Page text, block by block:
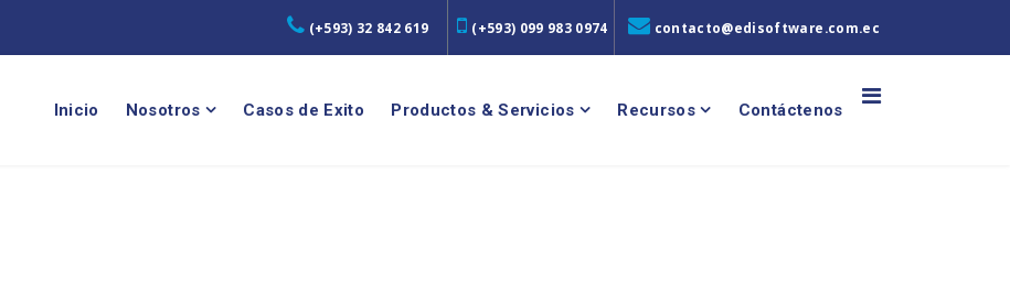
(+593) 32 842 619 (+593) 099 983 0974 contacto@edisoftware.com.ec
Inicio Nosotros Casos de Exito Productos & Servicios Recursos Contáctenos